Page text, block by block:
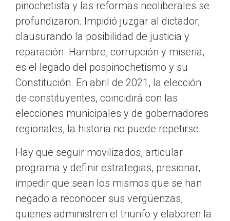
pinochetista y las reformas neoliberales se
profundizaron. Impidió juzgar al dictador,
clausurando la posibilidad de justicia y
reparación. Hambre, corrupción y miseria,
es el legado del pospinochetismo y su
Constitución. En abril de 2021, la elección
de constituyentes, coincidirá con las
elecciones municipales y de gobernadores
regionales, la historia no puede repetirse.
Hay que seguir movilizados, articular
programa y definir estrategias, presionar,
impedir que sean los mismos que se han
negado a reconocer sus vergüenzas,
quienes administren el triunfo y elaboren la